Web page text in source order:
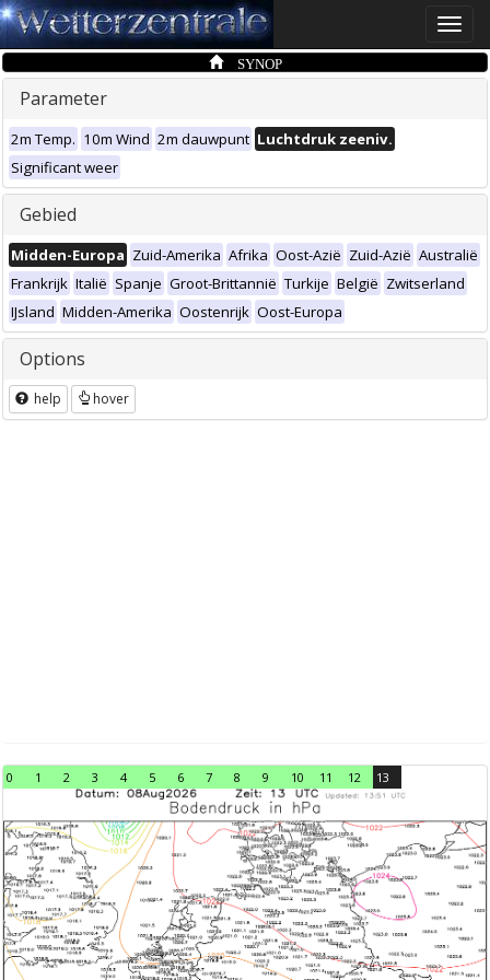
Toggle
SYNOP
Parameter
2m Temp. 10m Wind 2m dauwpunt Luchtdruk zeeniv.
Significant weer
Gebied
Midden-Europa Zuid-Amerika Afrika Oost-Azië Zuid-Azië Australië
Frankrijk Italië Spanje Groot-Brittannië Turkije België Zwitserland
IJsland Midden-Amerika Oostenrijk Oost-Europa
Options
help hover
0 1 2 3 4 5 6 7 8 9 10 11 12 13